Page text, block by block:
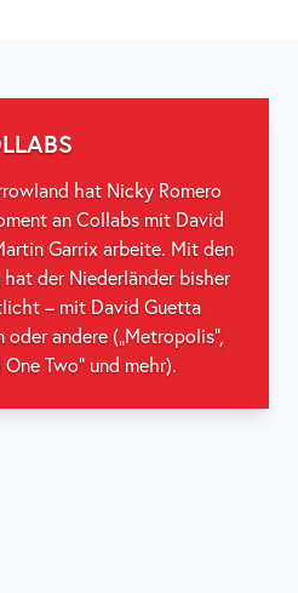
hat Nicky Romero
an Collabs mit David
Garrix arbeite. Mit den
der Niederländer bisher
– mit David Guetta
andere („Metropolis“,
One Two“ und mehr).